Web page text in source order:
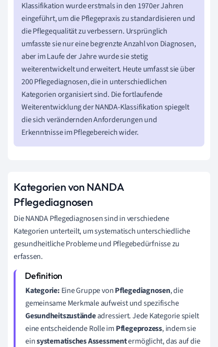
Klassifikation wurde erstmals in den 1970er Jahren
eingeführt, um die Pflegepraxis zu standardisieren und
die Pflegequalität zu verbessern. Ursprünglich
umfasste sie nur eine begrenzte Anzahl von Diagnosen,
aber im Laufe der Jahre wurde sie stetig
weiterentwickelt und erweitert. Heute umfasst sie über
200 Pflegediagnosen, die in unterschiedlichen
Kategorien organisiert sind. Die fortlaufende
Weiterentwicklung der NANDA-Klassifikation spiegelt
die sich verändernden Anforderungen und
Erkenntnisse im Pflegebereich wider.
Kategorien von NANDA
Pflegediagnosen
Die NANDA Pflegediagnosen sind in verschiedene
Kategorien unterteilt, um systematisch unterschiedliche
gesundheitliche Probleme und Pflegebedürfnisse zu
erfassen.
Kategorie: Eine Gruppe vonPflegediagnosen, die
gemeinsame Merkmale aufweist und spezifische
Gesundheitszuständeadressiert. Jede Kategorie spielt
eine entscheidende Rolle im Pflegeprozess, indem sie
einsystematisches Assessmentermöglicht, das auf die